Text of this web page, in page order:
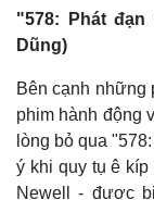
"578: Phát
Dũng)
Bên cạnh những
phim hành động
lòng bỏ qua
ý khi quy tụ ê
Newell - được